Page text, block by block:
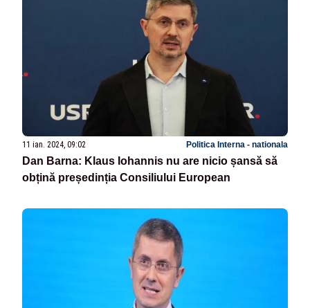
11 ian. 2024, 09:02 Politica Interna - nationala
Dan Barna: Klaus Iohannis nu are nicio șansă să
obțină președinția Consiliului European